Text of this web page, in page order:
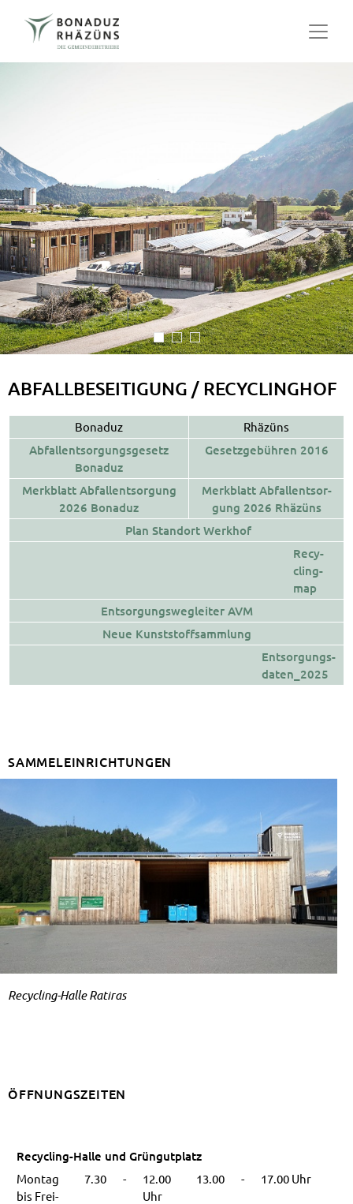
AB­FALL­BE­SEI­TI­GUNG / RE­CY­CLING­HOF
Bonaduz Rhäzüns
Ab­fall­ent­sor­gungs­ge­setz
Bonaduz
Ge­setz­ge­büh­ren 2016
Merk­blatt Ab­fall­ent­sor­gung
2026 Bonaduz
Merk­blatt Ab­fall­ent­sor­
gung 2026 Rhäzüns
Plan Stand­ort Werk­hof
Re­cy­
cling­
map
Ent­sor­gungs­weg­lei­ter AVM
Neue Kunst­stoff­samm­lung
Ent­sor­gungs­
da­ten_2025
SAM­MEL­EIN­RICH­TUN­GEN
Recycling-Hal­le Ra­ti­ras
ÖFF­NUNGS­ZEI­TEN
Recycling-Hal­le und Grün­gut­platz
Mon­tag
bis Frei­
7.30 -
12.00
Uhr
13.00 - 17.00 Uhr